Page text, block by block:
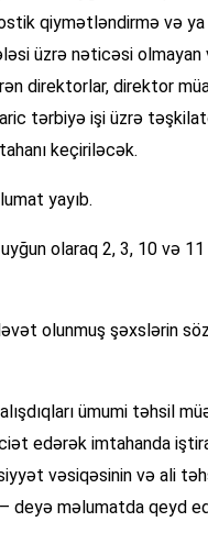
qiymətləndirmə və ya
üzrə nəticəsi olmayan
direktorlar, direktor
tərbiyə işi üzrə
keçiriləcək.
yayıb.
olaraq 2, 3, 10 və
olunmuş şəxslərin
ümumi təhsil
edərək imtahanda
vəsiqəsinin və ali
deyə məlumatda qeyd
törədibmiş – Video